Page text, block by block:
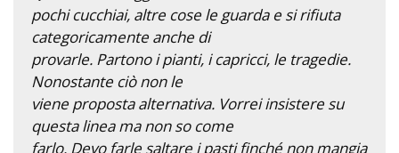
pochi cucchiai, altre cose le guarda e si rifiuta
categoricamente anche di
provarle. Partono i pianti, i capricci, le tragedie.
Nonostante ciò non le
viene proposta alternativa. Vorrei insistere su
questa linea ma non so come
farlo. Devo farle saltare i pasti finché non mangia